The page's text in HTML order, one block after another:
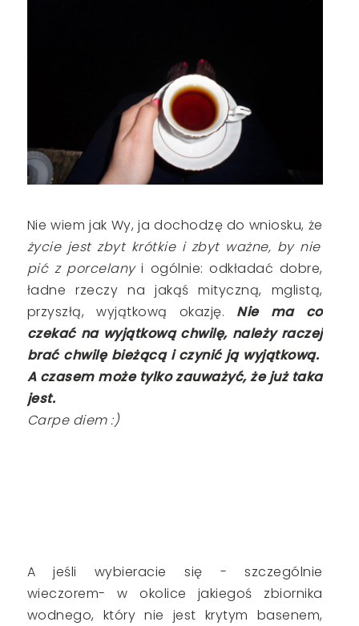
Nie wiem jak Wy, ja dochodzę do wniosku, że
życie jest zbyt krótkie i zbyt ważne, by nie
pić z porcelanyi ogólnie: odkładać dobre,
ładne rzeczy na jakąś mityczną, mglistą,
przyszłą, wyjątkową okazję. Nie ma co
czekać na wyjątkową chwilę, należy raczej
brać chwilę bieżącą i czynić ją wyjątkową.
A czasem może tylko zauważyć, że już taka
jest.
Carpe diem :)
A jeśli wybieracie się - szczególnie
wieczorem- w okolice jakiegoś zbiornika
wodnego, który nie jest krytym basenem,